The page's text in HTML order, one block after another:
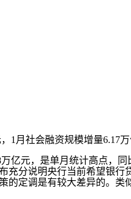
月社会融资规模增量6.17万
元，是单月统计高点，同
分说明央行当前希望银
定调是有较大差异的。